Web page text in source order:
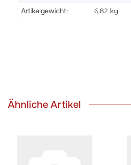
Artikelgewicht: 6,82 kg
Ähnliche Artikel